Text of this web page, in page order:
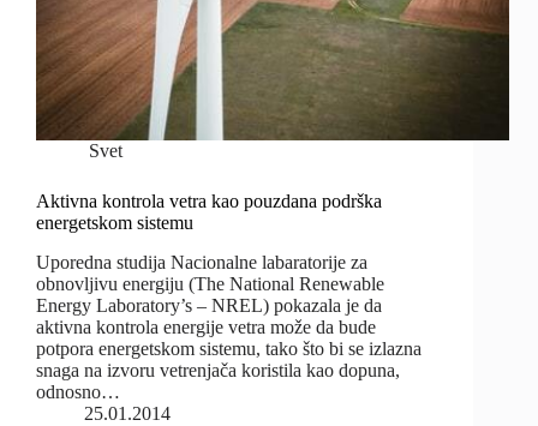
Svet
Aktivna kontrola vetra kao pouzdana podrška
energetskom sistemu
Uporedna studija Nacionalne labaratorije za
obnovljivu energiju (The National Renewable
Energy Laboratory’s – NREL) pokazala je da
aktivna kontrola energije vetra može da bude
potpora energetskom sistemu, tako što bi se izlazna
snaga na izvoru vetrenjača koristila kao dopuna,
odnosno…
25.01.2014